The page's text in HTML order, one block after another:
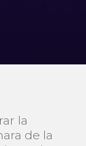
la
de la